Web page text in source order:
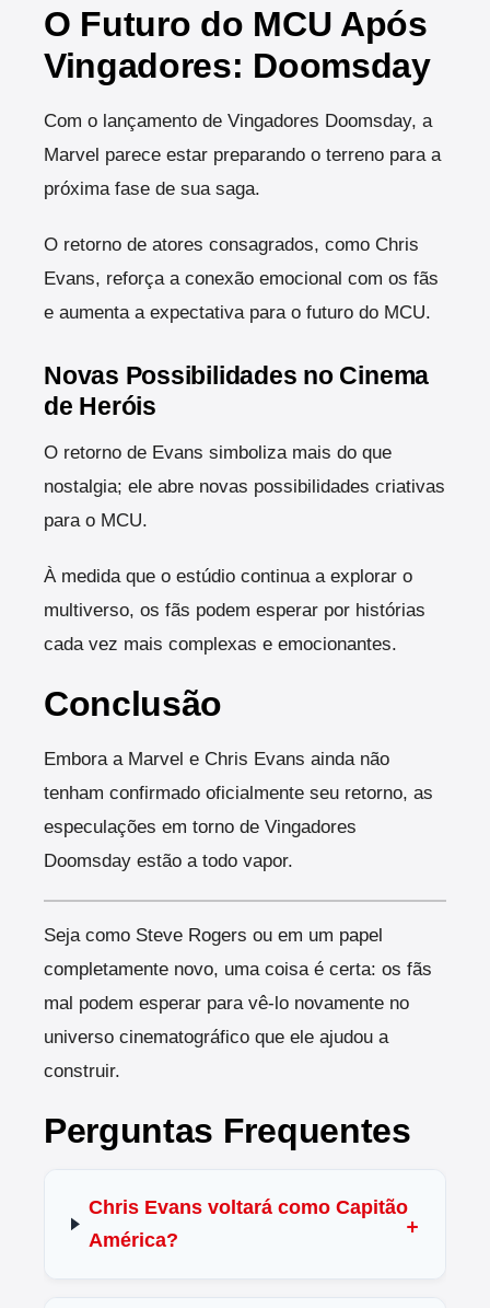
O Futuro do MCU Após
Vingadores: Doomsday
Com o lançamento de Vingadores Doomsday, a
Marvel parece estar preparando o terreno para a
próxima fase de sua saga.
O retorno de atores consagrados, como Chris
Evans, reforça a conexão emocional com os fãs
e aumenta a expectativa para o futuro do MCU.
Novas Possibilidades no Cinema
de Heróis
O retorno de Evans simboliza mais do que
nostalgia; ele abre novas possibilidades criativas
para o MCU.
À medida que o estúdio continua a explorar o
multiverso, os fãs podem esperar por histórias
cada vez mais complexas e emocionantes.
Conclusão
Embora a Marvel e Chris Evans ainda não
tenham confirmado oficialmente seu retorno, as
especulações em torno de Vingadores
Doomsday estão a todo vapor.
Seja como Steve Rogers ou em um papel
completamente novo, uma coisa é certa: os fãs
mal podem esperar para vê-lo novamente no
universo cinematográfico que ele ajudou a
construir.
Perguntas Frequentes
Chris Evans voltará como Capitão
América?